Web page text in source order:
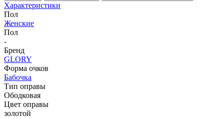
Характеристики
Пол
Женские
Пол
-
Бренд
GLORY
Форма очков
Бабочка
Тип оправы
Ободковая
Цвет оправы
золотой